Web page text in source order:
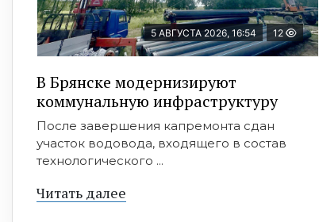
5 АВГУСТА 2026, 16:54 12
В Брянске модернизируют
коммунальную инфраструктуру
После завершения капремонта сдан
участок водовода, входящего в состав
технологического ...
Читать далее